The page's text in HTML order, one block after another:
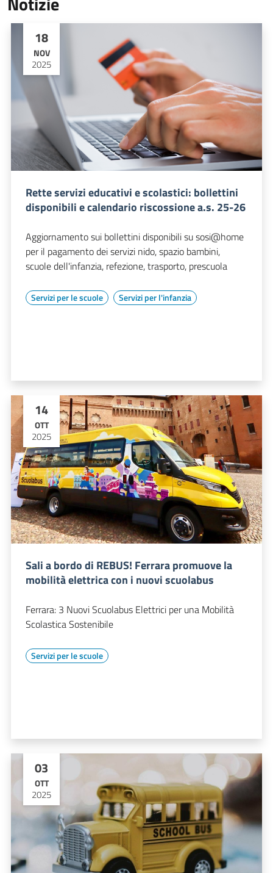
18
NOV
2025
Rette servizi educativi e scolastici: bollettini
disponibili e calendario riscossione a.s. 25-26
Aggiornamento sui bollettini disponibili su sosi@home
per il pagamento dei servizi nido, spazio bambini,
scuole dell'infanzia, refezione, trasporto, prescuola
Servizi per le scuole Servizi per l'infanzia
14
OTT
2025
Sali a bordo di REBUS! Ferrara promuove la
mobilità elettrica con i nuovi scuolabus
Ferrara: 3 Nuovi Scuolabus Elettrici per una Mobilità
Scolastica Sostenibile
Servizi per le scuole
03
OTT
2025